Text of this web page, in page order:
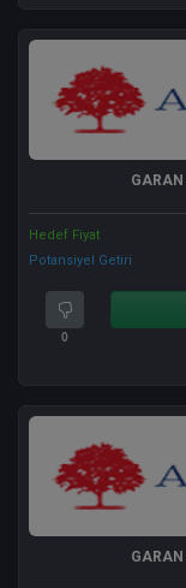
GARAN
Hedef Fiyat
Potansiyel Getiri
0
GARAN